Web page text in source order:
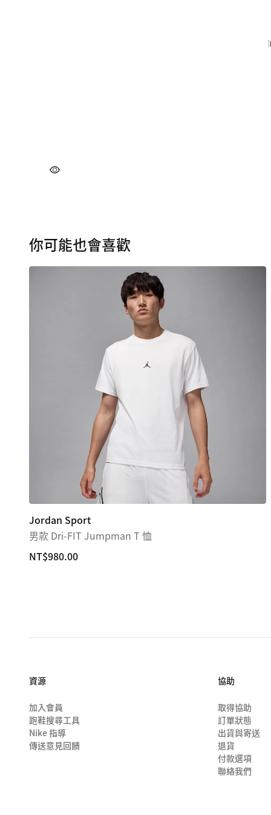
你可能也會喜歡
Jordan Sport
男款 Dri-FIT Jumpman T 恤
NT$980.00
NT$980.00
資源
加入會員
跑鞋搜尋工具
Nike 指導
傳送意見回饋
協助
取得協助
訂單狀態
出貨與寄送
退貨
付款選項
聯絡我們